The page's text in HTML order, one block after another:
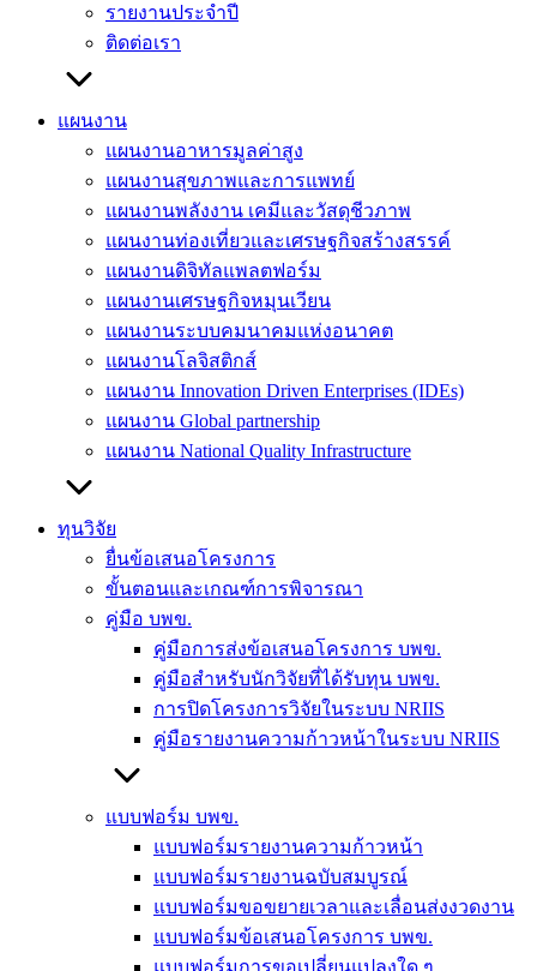
รายงานประจำปี
ติดต่อเรา
แผนงาน
แผนงานอาหารมูลค่าสูง
แผนงานสุขภาพและการแพทย์
แผนงานพลังงาน เคมีและวัสดุชีวภาพ
แผนงานท่องเที่ยวและเศรษฐกิจสร้างสรรค์
แผนงานดิจิทัลแพลตฟอร์ม
แผนงานเศรษฐกิจหมุนเวียน
แผนงานระบบคมนาคมแห่งอนาคต
แผนงานโลจิสติกส์
แผนงาน Innovation Driven Enterprises (IDEs)
แผนงาน Global partnership
แผนงาน National Quality Infrastructure
ทุนวิจัย
ยื่นข้อเสนอโครงการ
ขั้นตอนและเกณฑ์การพิจารณา
คู่มือ บพข.
คู่มือการส่งข้อเสนอโครงการ บพข.
คู่มือสำหรับนักวิจัยที่ได้รับทุน บพข.
การปิดโครงการวิจัยในระบบ NRIIS
คู่มือรายงานความก้าวหน้าในระบบ NRIIS
แบบฟอร์ม บพข.
แบบฟอร์มรายงานความก้าวหน้า
แบบฟอร์มรายงานฉบับสมบูรณ์
แบบฟอร์มขอขยายเวลาและเลื่อนส่งงวดงาน
แบบฟอร์มข้อเสนอโครงการ บพข.
แบบฟอร์มการขอเปลี่ยนแปลงใด ๆ